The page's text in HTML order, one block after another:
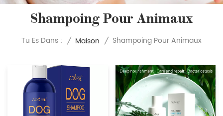
Shampoing Pour Animaux
Tu Es Dans : / Maison / Shampoing Pour Animaux